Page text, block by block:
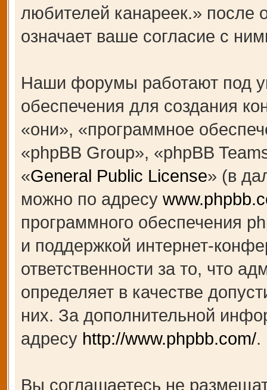
любителей канареек.» после
означает ваше согласие с
Наши форумы работают под
обеспечения для создания
«они», «программное
«phpBB Group», «phpBB
«General Public License» (в
можно по адресу
программного обеспечения
и поддержкой интернет-
ответственности за то, что
определяет в качестве
них. За дополнительной
адресу http://www.phpbb.com/.
Вы соглашаетесь не